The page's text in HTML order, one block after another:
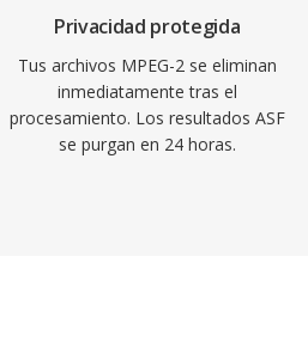
Privacidad protegida
Tus archivos MPEG-2 se eliminan
inmediatamente tras el
procesamiento. Los resultados ASF
se purgan en 24 horas.